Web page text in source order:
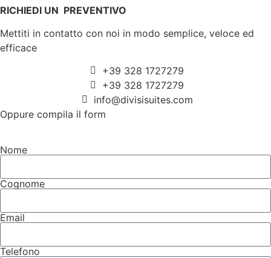
RICHIEDI UN PREVENTIVO
Mettiti in contatto con noi in modo semplice, veloce ed
efficace
+39 328 1727279
+39 328 1727279
info@divisisuites.com
Oppure compila il form
Nome
Cognome
Email
Telefono